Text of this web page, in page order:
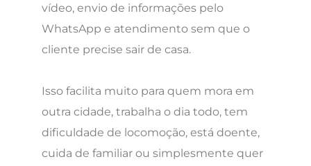
vídeo, envio de informações pelo
WhatsApp e atendimento sem que o
cliente precise sair de casa.
Isso facilita muito para quem mora em
outra cidade, trabalha o dia todo, tem
dificuldade de locomoção, está doente,
cuida de familiar ou simplesmente quer